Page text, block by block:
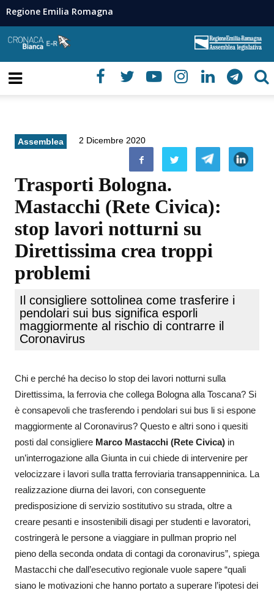
Regione Emilia Romagna
Assemblea 2 Dicembre 2020
Trasporti Bologna.
Mastacchi (Rete Civica):
stop lavori notturni su
Direttissima crea troppi
problemi
Il consigliere sottolinea come trasferire i
pendolari sui bus significa esporli
maggiormente al rischio di contrarre il
Coronavirus
Chi e perché ha deciso lo stop dei lavori notturni sulla
Direttissima, la ferrovia che collega Bologna alla Toscana? Si
è consapevoli che trasferendo i pendolari sui bus li si espone
maggiormente al Coronavirus? Questo e altri sono i quesiti
posti dal consigliere Marco Mastacchi (Rete Civica) in
un’interrogazione alla Giunta in cui chiede di intervenire per
velocizzare i lavori sulla tratta ferroviaria transappenninica. La
realizzazione diurna dei lavori, con conseguente
predisposizione di servizio sostitutivo su strada, oltre a
creare pesanti e insostenibili disagi per studenti e lavoratori,
costringerà le persone a viaggiare in pullman proprio nel
pieno della seconda ondata di contagi da coronavirus”, spiega
Mastacchi che dall’esecutivo regionale vuole sapere “quali
siano le motivazioni che hanno portato a superare l’ipotesi dei